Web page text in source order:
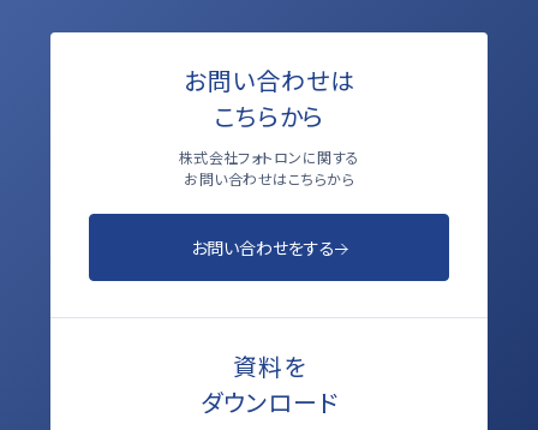
お問い合わせは
こちらから
株式会社フォトロンに関する
お問い合わせはこちらから
お問い合わせをする
資料を
ダウンロード